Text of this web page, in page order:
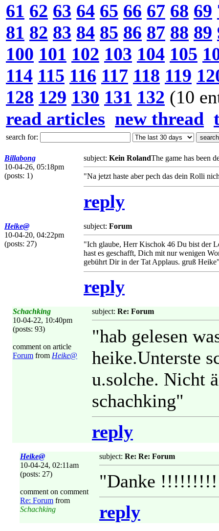
61 62 63 64 65 66 67 68 69
81 82 83 84 85 86 87 88 89
100 101 102 103 104 105
114 115 116 117 118 119
128 129 130 131 132 (10
read articles new thread
search for:
Billabong
10-04-26, 05:18pm
(posts: 1)
subject: Kein RolandThe game has been
"Na jetzt haste aber pech das dein Rolli
reply
Heike@
10-04-20, 04:22pm
(posts: 27)
subject: Forum
"Ich glaube, Herr Kischok 46 Du bist der
hast es geschafft, Dich mit nur wenigen
gebührt Dir in der Tat Applaus. gruß
reply
Schachking
10-04-22, 10:40pm
(posts: 93)
comment on article
Forum from Heike@
subject: Re: Forum
"hab gelesen
heike.Unterste
u.solche. Nicht
schachking"
reply
Heike@
10-04-24, 02:11am
(posts: 27)
comment on comment
Re: Forum from
Schachking
subject: Re: Re: Forum
"Danke
reply